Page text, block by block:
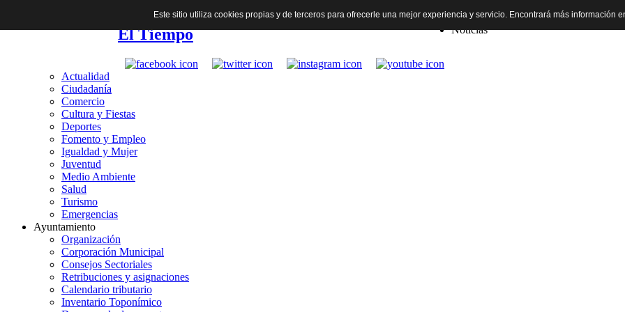
El Tiempo
Inicio
Noticias
Actualidad
Ciudadanía
Comercio
Cultura y Fiestas
Deportes
Fomento y Empleo
Igualdad y Mujer
Juventud
Medio Ambiente
Salud
Turismo
Emergencias
Ayuntamiento
Organización
Corporación Municipal
Consejos Sectoriales
Retribuciones y asignaciones
Calendario tributario
Inventario Toponímico
Este sitio utiliza cookies propias y de terceros para ofrecerle una mejor experiencia y servicio. Encontrará más información